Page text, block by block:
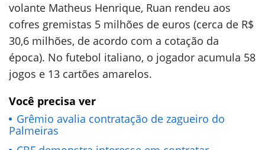
volante Matheus Henrique, Ruan rendeu aos
cofres gremistas 5 milhões de euros (cerca de R$
30,6 milhões, de acordo com a cotação da
época). No futebol italiano, o jogador acumula 58
jogos e 13 cartões amarelos.
Você precisa ver
Grêmio avalia contratação de zagueiro do
Palmeiras